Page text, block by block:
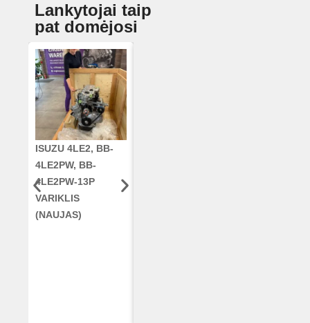
Lankytojai taip
pat domėjosi
ISUZU 4LE2, BB-
4LE2PW, BB-
4LE2PW-13P
VARIKLIS
(NAUJAS)